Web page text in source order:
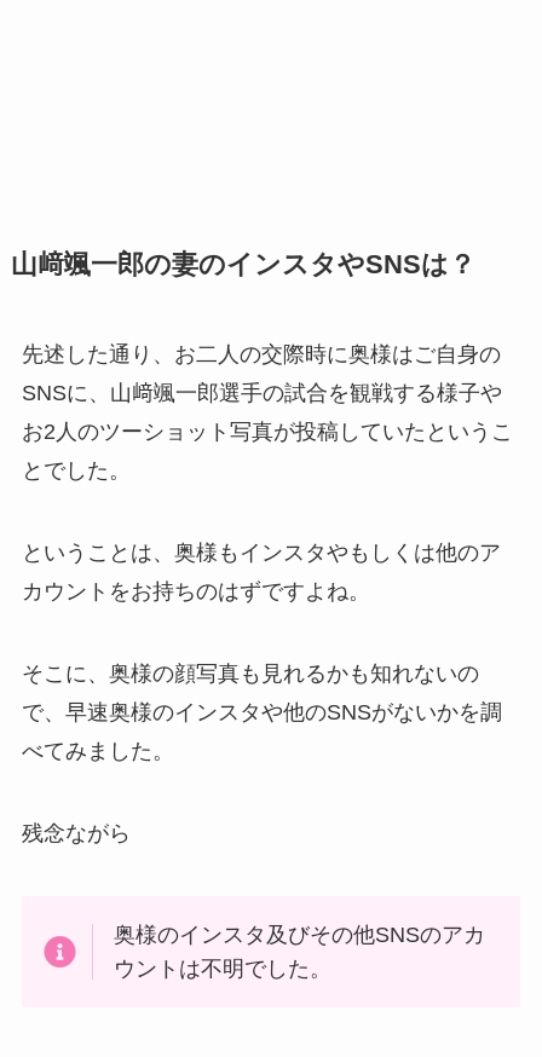
山﨑颯一郎の妻のインスタやSNSは？
先述した通り、お二人の交際時に奥様はご自身の
SNSに、山﨑颯一郎選手の試合を観戦する様子や
お2人のツーショット写真が投稿していたというこ
とでした。
ということは、奥様もインスタやもしくは他のア
カウントをお持ちのはずですよね。
そこに、奥様の顔写真も見れるかも知れないの
で、早速奥様のインスタや他のSNSがないかを調
べてみました。
残念ながら
奥様のインスタ及びその他SNSのアカ
ウントは不明でした。